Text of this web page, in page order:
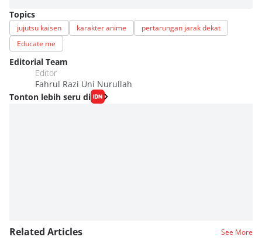
Topics
jujutsu kaisen karakter anime
pertarungan jarak dekat
Educate me
Editorial Team
Editor
Fahrul Razi Uni Nurullah
Tonton lebih seru di
Related Articles See More